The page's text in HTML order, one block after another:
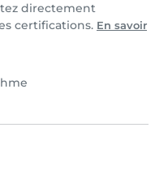
directement
certifications. En savoir